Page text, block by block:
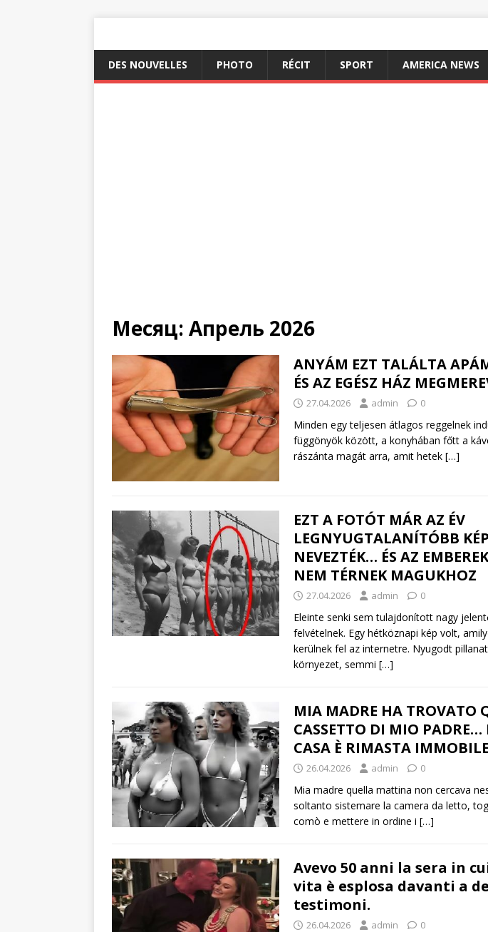
DES NOUVELLES PHOTO RÉCIT SPORT AMERICA NEWS
Месяц: Апрель 2026
ANYÁM EZT TALÁLTA
ÉS AZ EGÉSZ HÁZ
27.04.2026 admin 0
Minden egy teljesen átlagos reggelnek
függönyök között, a konyhában főtt a
rászánta magát arra, amit hetek […]
EZT A FOTÓT MÁR AZ ÉV
LEGNYUGTALANÍTÓBB
NEVEZTÉK… ÉS AZ
NEM TÉRNEK MAGUKHOZ
27.04.2026 admin 0
Eleinte senki sem tulajdonított nagy
felvételnek. Egy hétköznapi kép volt,
kerülnek fel az internetre. Nyugodt
környezet, semmi […]
MIA MADRE HA TROVATO
CASSETTO DI MIO
CASA È RIMASTA IMMOBILE
26.04.2026 admin 0
Mia madre quella mattina non cercava
soltanto sistemare la camera da letto,
comò e mettere in ordine i […]
Avevo 50 anni la sera in
vita è esplosa davanti a
testimoni.
26.04.2026 admin 0